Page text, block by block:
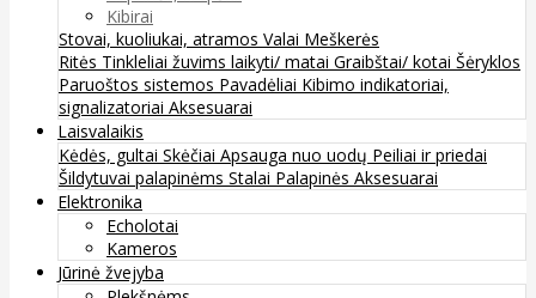
Kibirai
Stovai, kuoliukai, atramos Valai Meškerės
Ritės Tinkleliai žuvims laikyti/ matai Graibštai/ kotai Šėryklos
Paruoštos sistemos Pavadėliai Kibimo indikatoriai,
signalizatoriai Aksesuarai
Laisvalaikis
Kėdės, gultai Skėčiai Apsauga nuo uodų Peiliai ir priedai
Šildytuvai palapinėms Stalai Palapinės Aksesuarai
Elektronika
Echolotai
Kameros
Jūrinė žvejyba